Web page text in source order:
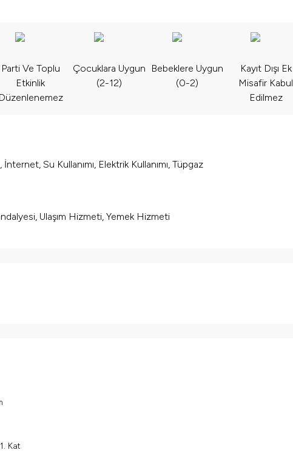
Parti Ve Toplu
Etkinlik
Düzenlenemez
Çocuklara Uygun
(2-12)
Bebeklere Uygun
(0-2)
Kayıt Dışı Ek
Misafir Kabul
Edilmez
Su Kullanımı, Elektrik Kullanımı, Tüpgaz
Ulaşım Hizmeti, Yemek Hizmeti
Kat